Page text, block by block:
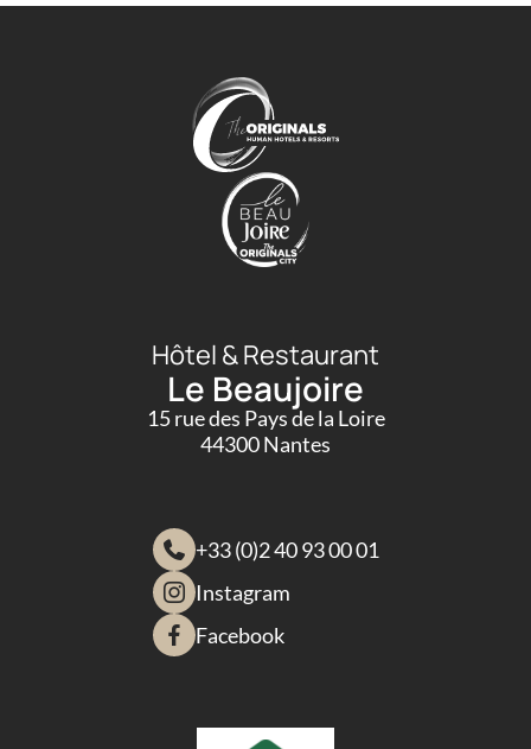
Hôtel & Restaurant
Le Beaujoire
15 rue des Pays de la Loire
44300 Nantes
+33 (0)2 40 93 00 01
Instagram
Facebook